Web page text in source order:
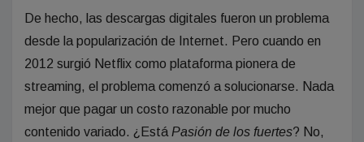
De hecho, las descargas digitales fueron un problema
desde la popularización de Internet. Pero cuando en
2012 surgió Netflix como plataforma pionera de
streaming, el problema comenzó a solucionarse. Nada
mejor que pagar un costo razonable por mucho
contenido variado. ¿Está Pasión de los fuertes? No,